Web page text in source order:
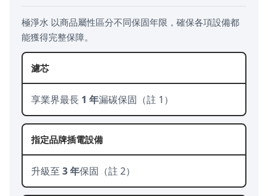
極淨水 以商品屬性區分不同保固年限，確保各項設備都
能獲得完整保障。
濾芯
享業界最長 1 年漏碳保固（註 1）
指定品牌插電設備
升級至 3 年保固（註 2）